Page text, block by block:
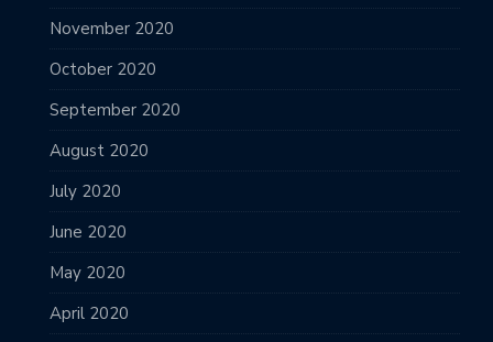
November 2020
October 2020
September 2020
August 2020
July 2020
June 2020
May 2020
April 2020